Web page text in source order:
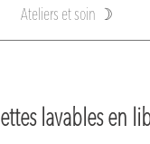
Ateliers et soin ☽
lavables en